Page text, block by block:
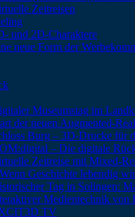
Zeitreisen
und 2D-Charaktere
neue Form der
Museumstag im
der neuen Augmented-
Burg – 3D-Drucke für
– Die digitale
Zeitreise mit Mixed-
Geschichte lebendig
Tag in Solingen:
Medientechnik
TV